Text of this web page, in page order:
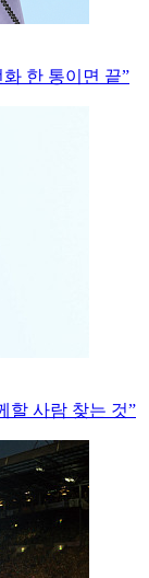
한 통이면 끝”
할 사람 찾는 것”